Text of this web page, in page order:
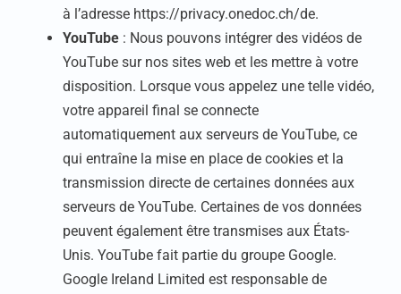
à l’adresse https://privacy.onedoc.ch/de.
YouTube: Nous pouvons intégrer des vidéos de
YouTube sur nos sites web et les mettre à votre
disposition. Lorsque vous appelez une telle vidéo,
votre appareil final se connecte
automatiquement aux serveurs de YouTube, ce
qui entraîne la mise en place de cookies et la
transmission directe de certaines données aux
serveurs de YouTube. Certaines de vos données
peuvent également être transmises aux États-
Unis. YouTube fait partie du groupe Google.
Google Ireland Limited est responsable de